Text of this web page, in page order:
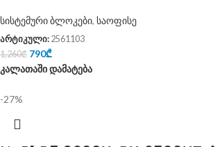
სისტემური ბლოკები, საოფისე
არტიკული: 2561103
1,260₾ 790₾
კალათაში დამატება
-27%